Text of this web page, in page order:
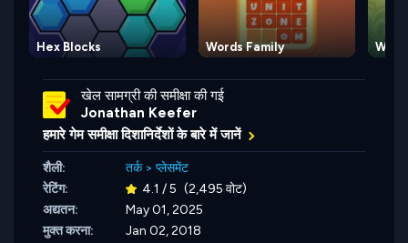
Hex Blocks Words Family
खेल सामग्री की समीक्षा की गई
Jonathan Keefer
हमारे गेम समीक्षा दिशानिर्देशों के बारे में जानें
शैली: तर्क> प्लेसमेंट
रेटिंग:
4.1 / 5 (2,495 वोट)
अद्यतन:
May 01, 2025
मुक्त करना:
Jan 02, 2018